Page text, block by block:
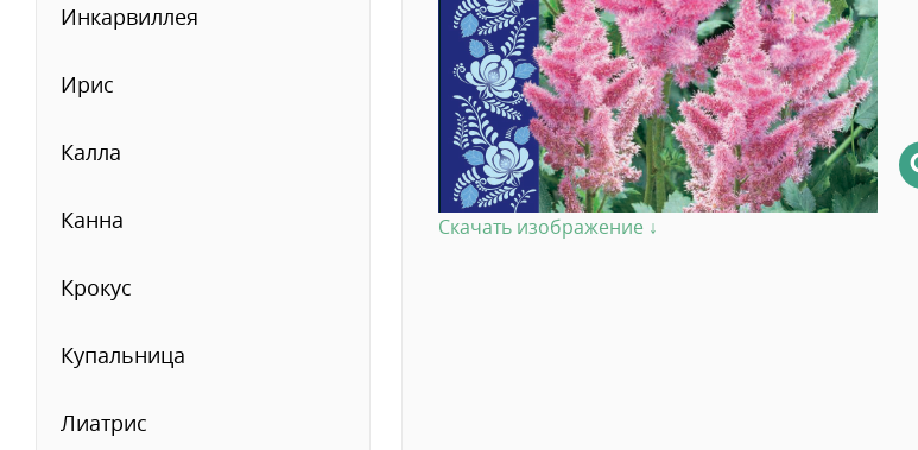
Инкарвиллея
Ирис
Калла
Канна
Крокус
Купальница
Лиатрис
Скачать изображение ↓